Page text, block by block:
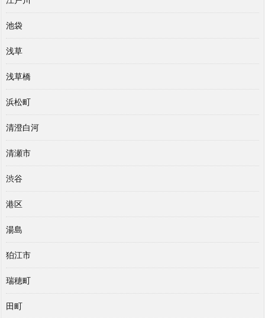
池袋
浅草
浅草橋
浜松町
清澄白河
清瀬市
渋谷
港区
湯島
狛江市
瑞穂町
田町